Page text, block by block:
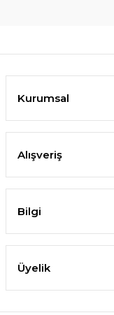
Kurumsal
Alışveriş
Bilgi
Üyelik